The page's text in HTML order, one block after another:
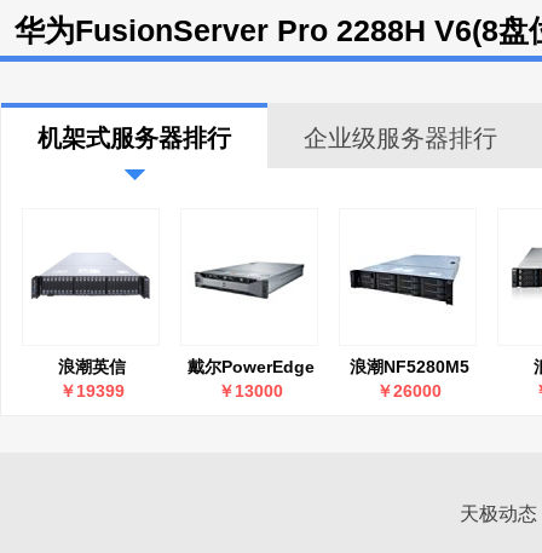
华为FusionServer Pro 2288H V6(8盘
机架式服务器排行 企业级服务器排行
浪潮英信
NF5280M6
￥19399
戴尔PowerEdge
12G R720xd
￥13000
浪潮NF5280M5
英信
￥26000
天极动态